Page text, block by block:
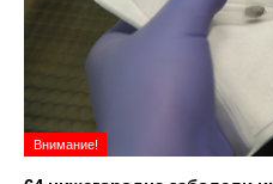
Внимание!